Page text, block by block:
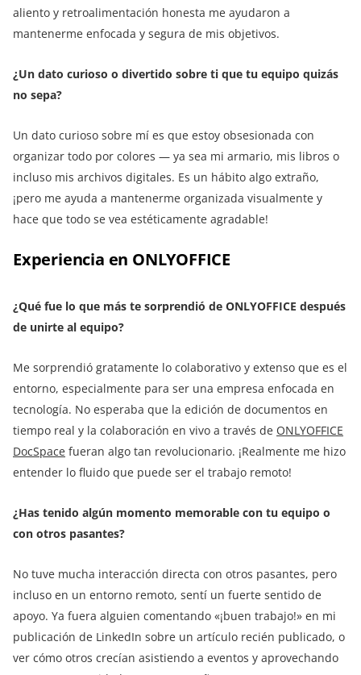
aliento y retroalimentación honesta me ayudaron a
mantenerme enfocada y segura de mis objetivos.
¿Un dato curioso o divertido sobre ti que tu equipo quizás
no sepa?
Un dato curioso sobre mí es que estoy obsesionada con
organizar todo por colores — ya sea mi armario, mis libros o
incluso mis archivos digitales. Es un hábito algo extraño,
¡pero me ayuda a mantenerme organizada visualmente y
hace que todo se vea estéticamente agradable!
Experiencia en ONLYOFFICE
¿Qué fue lo que más te sorprendió de ONLYOFFICE después
de unirte al equipo?
Me sorprendió gratamente lo colaborativo y extenso que es el
entorno, especialmente para ser una empresa enfocada en
tecnología. No esperaba que la edición de documentos en
tiempo real y la colaboración en vivo a través de ONLYOFFICE
DocSpace fueran algo tan revolucionario. ¡Realmente me hizo
entender lo fluido que puede ser el trabajo remoto!
¿Has tenido algún momento memorable con tu equipo o
con otros pasantes?
No tuve mucha interacción directa con otros pasantes, pero
incluso en un entorno remoto, sentí un fuerte sentido de
apoyo. Ya fuera alguien comentando «¡buen trabajo!» en mi
publicación de LinkedIn sobre un artículo recién publicado, o
ver cómo otros crecían asistiendo a eventos y aprovechando